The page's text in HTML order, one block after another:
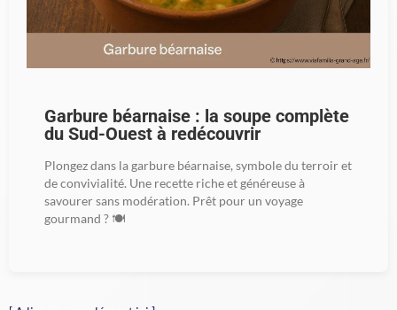
Garbure béarnaise : la soupe complète
du Sud-Ouest à redécouvrir
Plongez dans la garbure béarnaise, symbole du terroir et
de convivialité. Une recette riche et généreuse à
savourer sans modération. Prêt pour un voyage
gourmand ? 🍽️